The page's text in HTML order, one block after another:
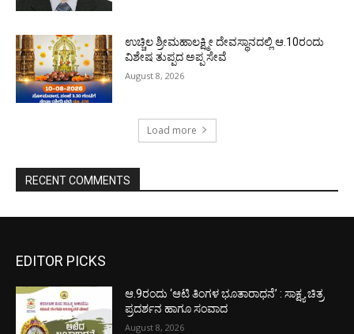
ಉಚ್ಚಿಲ ಶ್ರೀಮಹಾಲಕ್ಷ್ಮೀ ದೇವಸ್ಥಾನದಲ್ಲಿ ಆ.10ರಂದು
ವಿಶೇಷ ತುಪ್ಪದ ಅಪ್ಪ ಸೇವೆ
August 8, 2026
Load more
RECENT COMMENTS
EDITOR PICKS
ಆ.9ರಂದು ‘ಆಟಿ ತಿಂಗಳ ಭೂತಾರಾಧನೆ’ : ಸಾಕ್ಷ್ಯ ಚಿತ್ರ
ಪ್ರದರ್ಶನ ಹಾಗೂ ಸಂವಾದ
August 8, 2026